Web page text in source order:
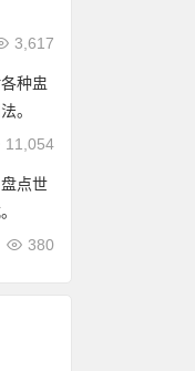
3,617
种盅
。
11,054
点世
380